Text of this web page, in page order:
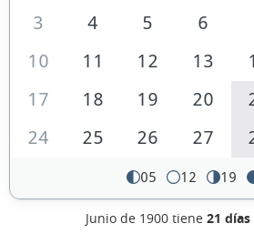
3
4 5 6
10
11 12 13
17
18 19 20
24
25 26 27
05 12 19
Junio de 1900 tiene 21